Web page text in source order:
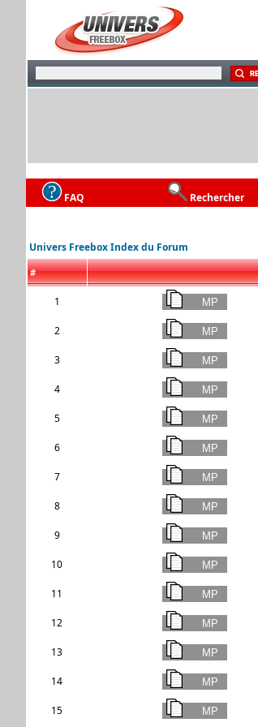
FAQ Rechercher
Univers Freebox Index du Forum
#
1
2
3
4
5
6
7
8
9
10
11
12
13
14
15